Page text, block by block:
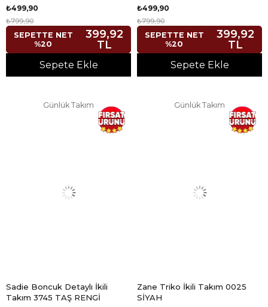
₺499,90
₺799,90
SEPETTE NET
%20
399,92
TL
Sepete Ekle
₺499,90
₺799,90
SEPETTE NET
%20
399,92
TL
Sepete Ekle
Günlük Takım
Sadie Boncuk Detaylı İkili
Takım 3745 TAŞ RENGİ
Günlük Takım
Zane Triko İkili Takım 0025
SİYAH